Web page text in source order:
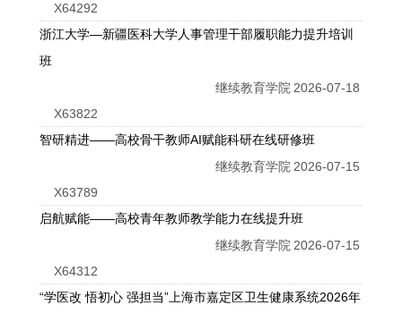
X64292
浙江大学—新疆医科大学人事管理干部履职能力提升培训
班
2026-07-18
继续教育学院
X63822
智研精进——高校骨干教师AI赋能科研在线研修班
2026-07-15
继续教育学院
X63789
启航赋能——高校青年教师教学能力在线提升班
2026-07-15
继续教育学院
X64312
“学医改 悟初心 强担当”上海市嘉定区卫生健康系统2026年